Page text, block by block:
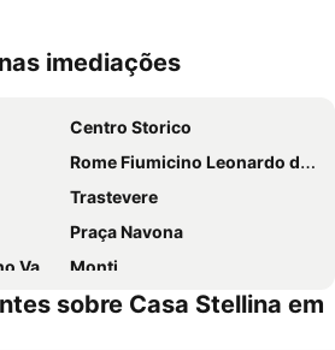
imediações
Centro Storico
Rome Fiumicino Leonardo da Vinci International Airport
Trastevere
Praça Navona
Monti
Praça de Espanha
sobre Casa Stellina em